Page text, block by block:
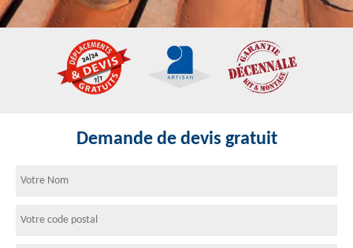
Demande de devis gratuit